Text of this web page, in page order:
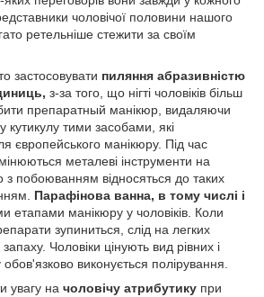
чоловічої половини нашого
ретельніше стежити за своїм
застосовувати пиляння абразивністю
з-за того, що нігті чоловіків більш
препаратный манікюр, видаляючи
кутикулу тими засобами, які
європейського манікюру. Під час
металеві інструменти на
з побоюванням відносяться до таких
Парафінова ванна, в тому числі і
етапами манікюру у чоловіків. Коли
зупиниться, слід на легких
Чоловіки цінують вид рівних і
обов'язково виконується полірування.
увагу на чоловічу атрибутику при